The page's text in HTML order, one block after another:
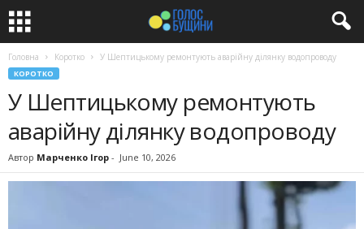
Головна Коротко У Шептицькому ремонтують аварійну ділянку водопроводу
КОРОТКО
У Шептицькому ремонтують
аварійну ділянку водопроводу
Автор Марченко Ігор - June 10, 2026